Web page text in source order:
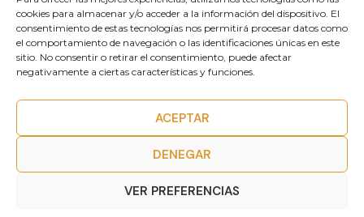
cookies para almacenar y/o acceder a la información del dispositivo. El
consentimiento de estas tecnologías nos permitirá procesar datos como
el comportamiento de navegación o las identificaciones únicas en este
sitio. No consentir o retirar el consentimiento, puede afectar
negativamente a ciertas características y funciones.
ACEPTAR
DENEGAR
VER PREFERENCIAS
Aviso Legal
Política de Privacidad
Accesibilidad
Cookies
Desarrollado por Sipe Informática